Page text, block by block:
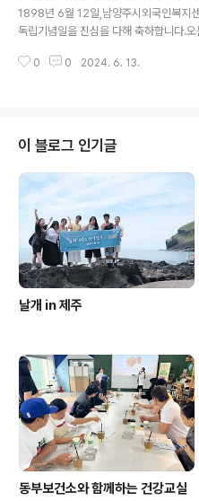
어능력시험 4급 또는 법무부 사회통합프
수자 ② 한국어능력시험 3급(사회통합프
③ 그밖에 남양주시외국인복지센터에서
1898년 6월 12일,남양주시외국인복지
독립기념일을 진심을 다해 축하합니다.
터실내체육관에서 진행됩니다. 필리핀독
일로 지정됐습니다. 예정에 없던 연휴에
분들이 많을 텐데요. 즐겁게 연휴를 보내
복절의 의의를kidshyundai.tistory.com
0 0 2024. 6. 13.
이 블로그 인기글
날개 in 제주
동부보건소와 함께하는 건강교실